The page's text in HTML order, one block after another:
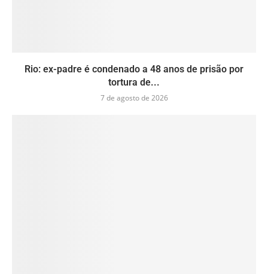
Rio: ex-padre é condenado a 48 anos de prisão por
tortura de...
7 de agosto de 2026